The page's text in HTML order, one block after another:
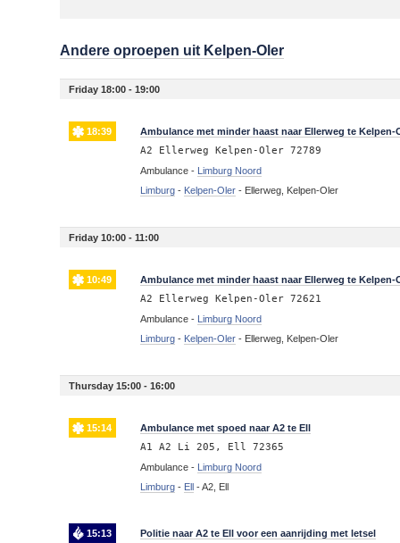
Andere oproepen uit Kelpen-Oler
Friday 18:00 - 19:00
18:39 Ambulance met minder haast naar Ellerweg te Kelpen-
A2 Ellerweg Kelpen-Oler 72789
Ambulance - Limburg Noord
Limburg - Kelpen-Oler - Ellerweg, Kelpen-Oler
Friday 10:00 - 11:00
10:49 Ambulance met minder haast naar Ellerweg te Kelpen-
A2 Ellerweg Kelpen-Oler 72621
Ambulance - Limburg Noord
Limburg - Kelpen-Oler - Ellerweg, Kelpen-Oler
Thursday 15:00 - 16:00
15:14 Ambulance met spoed naar A2 te Ell
A1 A2 Li 205, Ell 72365
Ambulance - Limburg Noord
Limburg - Ell -A2, Ell
15:13 Politie naar A2 te Ell voor een aanrijding met letsel